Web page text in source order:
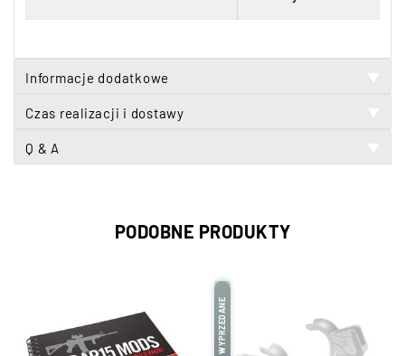
Informacje dodatkowe
Czas realizacji i dostawy
Q & A
PODOBNE PRODUKTY
WYPRZEDANE